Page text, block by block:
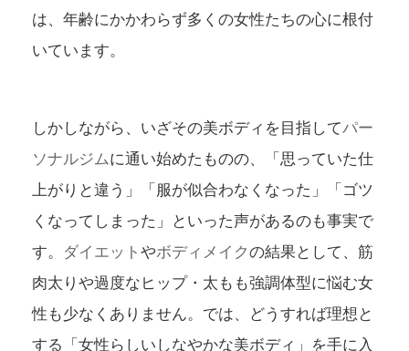
は、年齢にかかわらず多くの女性たちの心に根付
いています。
しかしながら、いざその美ボディを目指してパー
ソナルジムに通い始めたものの、「思っていた仕
上がりと違う」「服が似合わなくなった」「ゴツ
くなってしまった」といった声があるのも事実で
す。 ダイエットやボディメイクの結果として、筋
肉太りや過度なヒップ・太もも強調体型に悩む女
性も少なくありません。では、どうすれば理想と
する「女性らしいしなやかな美ボディ」を手に入